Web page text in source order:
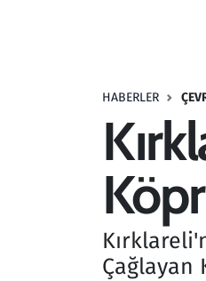
HABERLER
Çağlayan
Savunma Sanayi